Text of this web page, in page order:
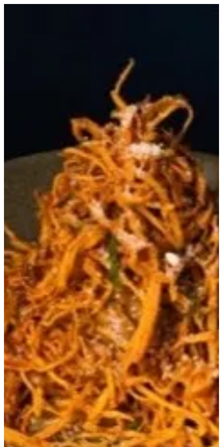
EN
تسجيل الدخول
EN
ريكي
بطاطس حلو كرسبي مع التندرلوين وصلصة المايونيز بالباربيكيو.
تعليمات خاصة
ريكي | ملنزاني قطر